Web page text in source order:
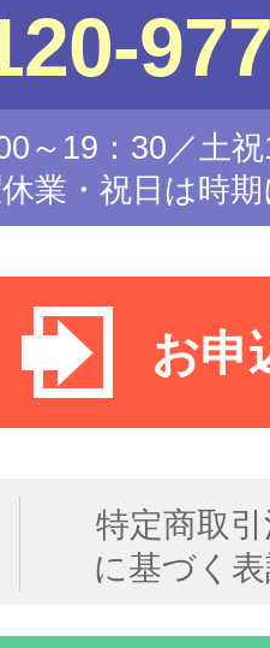
～19：30／土
休業・祝日は時
お申
特定商取
に基づく